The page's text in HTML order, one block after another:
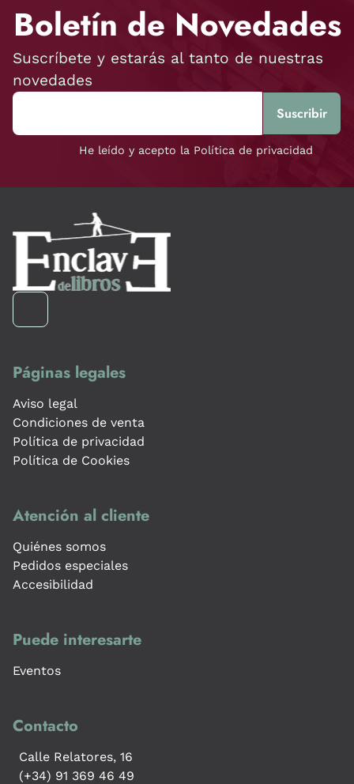
Boletín de Novedades
Suscríbete y estarás al tanto de nuestras
novedades
He leído y acepto la Política de privacidad
Páginas legales
Aviso legal
Condiciones de venta
Política de privacidad
Política de Cookies
Atención al cliente
Quiénes somos
Pedidos especiales
Accesibilidad
Puede interesarte
Eventos
Contacto
Calle Relatores, 16
(+34) 91 369 46 49